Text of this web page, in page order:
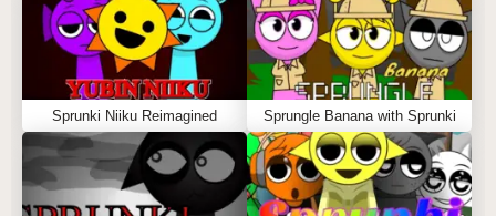
Sprunki Niiku Reimagined Sprungle Banana with Sprunki